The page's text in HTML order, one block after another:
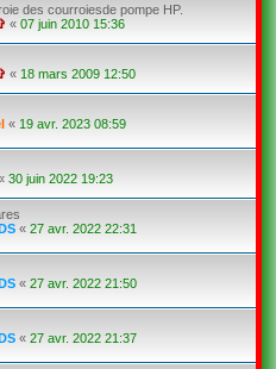
des courroiesde pompe HP.
« 07 juin 2010 15:36
« 18 mars 2009 12:50
« 19 avr. 2023 08:59
30 juin 2022 19:23
« 27 avr. 2022 22:31
« 27 avr. 2022 21:50
« 27 avr. 2022 21:37